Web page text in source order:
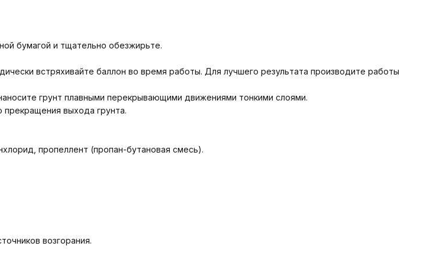
бумагой и тщательно обезжирьте.
встряхивайте баллон во время работы. Для лучшего результата производите работы
грунт плавными перекрывающими движениями тонкими слоями.
прекращения выхода грунта.
пропеллент (пропан-бутановая смесь).
возгорания.